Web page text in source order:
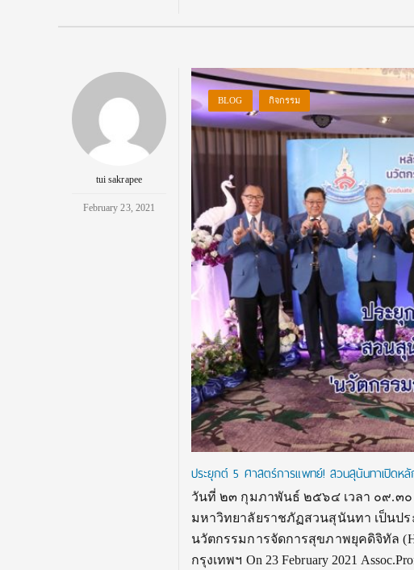
tui sakrapee
February 23, 2021
BLOG กิจกรรม
ประยุกต์ 5 ศาสตร์การแพทย์! สวนสุนันทาเปิด
วันที่ ๒๓ กุมภาพันธ์ ๒๕๖๔ เวลา ๐๙.๓๐
มหาวิทยาลัยราชภัฏสวนสุนันทา เป็นป
นวัตกรรมการจัดการสุขภาพยุคดิจิทัล
กรุงเทพฯ On 23 February 2021